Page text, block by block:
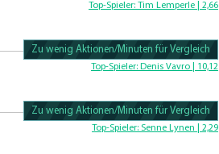
Top-Spieler: Tim Lemperle | 2,66
100.46728971963% Complete
Zu wenig Aktionen/Minuten für Vergleich
Top-Spieler: Denis Vavro | 10,12
100.43859649123% Complete
Zu wenig Aktionen/Minuten für Vergleich
Top-Spieler: Senne Lynen | 2,29